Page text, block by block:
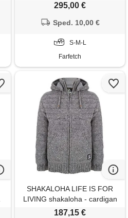
295,00 €
Sped. 10,00 €
S-M-L
Farfetch
SHAKALOHA LIFE IS FOR
LIVING shakaloha - cardigan
in lana con cappuccio - chuck
187,15 €